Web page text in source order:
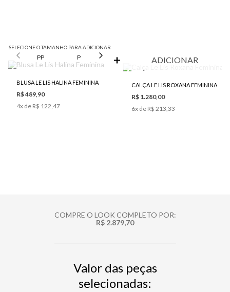
SELECIONE O TAMANHO PARA ADICIONAR
PP P M G
BLUSA LE LIS HALINA FEMININA
R$ 489,90
4x de R$ 122,47
ADICIONAR
CALÇA LE LIS ROXANA FEMININA
R$ 1.280,00
6x de R$ 213,33
COMPRE O LOOK COMPLETO POR:
R$ 2.879,70
Valor das peças
selecionadas: